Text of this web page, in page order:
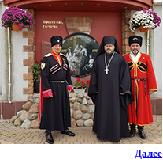
Далее